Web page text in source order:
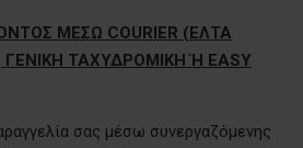
ΜΕΣΩ COURIER (ΕΛΤΑ
ΓΕΝΙΚΗ ΤΑΧΥΔΡΟΜΙΚΗ Ή EASY
σας μέσω συνεργαζόμενης